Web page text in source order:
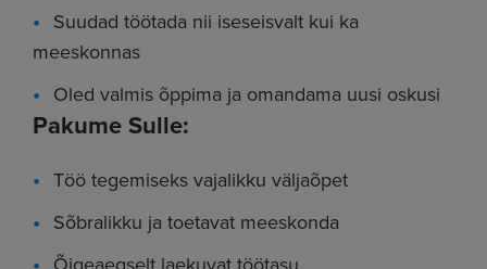
Suudad töötada nii iseseisvalt kui ka
meeskonnas
Oled valmis õppima ja omandama uusi oskusi
Pakume Sulle:
Töö tegemiseks vajalikku väljaõpet
Sõbralikku ja toetavat meeskonda